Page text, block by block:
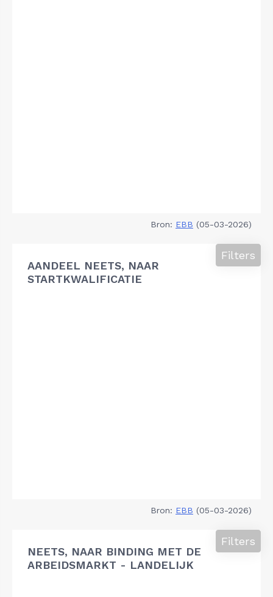
Bron: EBB (05-03-2026)
AANDEEL NEETS, NAAR
STARTKWALIFICATIE
Filters
Bron: EBB (05-03-2026)
NEETS, NAAR BINDING MET DE
ARBEIDSMARKT - LANDELIJK
Filters